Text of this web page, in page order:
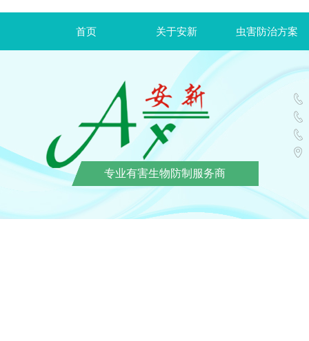
首页 关于安新 虫害防治方案
专业有害生物防制服务商